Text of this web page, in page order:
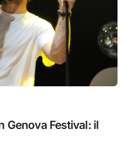
Genova Festival: il